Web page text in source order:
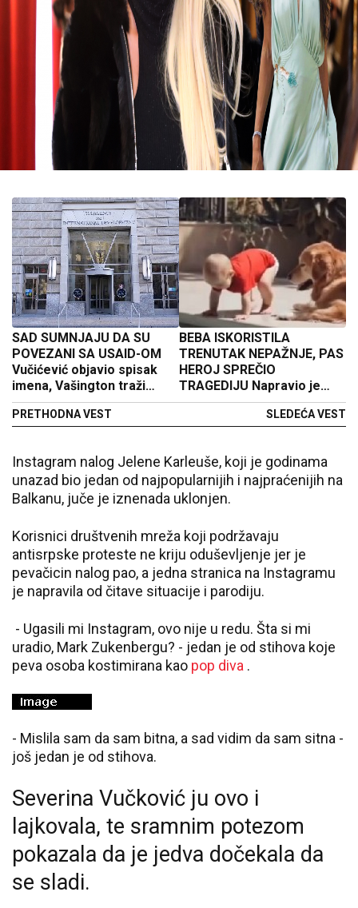
SAD SUMNJAJU DA SU
POVEZANI SA USAID-OM
Vučićević objavio spisak
imena, Vašington traži
podatke od srpskih
institucija
PRETHODNA VEST
BEBA ISKORISTILA
TRENUTAK NEPAŽNJE, PAS
HEROJ SPREČIO
TRAGEDIJU Napravio je
neverovatan potez zbog
koga su svi zanemeli!
SLEDEĆA VEST
Instagram nalog Jelene Karleuše, koji je godinama
unazad bio jedan od najpopularnijih i najpraćenijih na
Balkanu, juče je iznenada uklonjen.
Korisnici društvenih mreža koji podržavaju
antisrpske proteste ne kriju oduševljenje jer je
pevačicin nalog pao, a jedna stranica na Instagramu
je napravila od čitave situacije i parodiju.
- Ugasili mi Instagram, ovo nije u redu. Šta si mi
uradio, Mark Zukenbergu? - jedan je od stihova koje
peva osoba kostimirana kao pop diva .
- Mislila sam da sam bitna, a sad vidim da sam sitna -
još jedan je od stihova.
Severina Vučković ju ovo i
lajkovala, te sramnim potezom
pokazala da je jedva dočekala da
se sladi.